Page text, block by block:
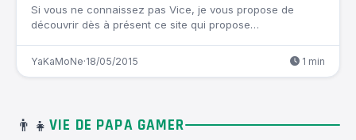
Si vous ne connaissez pas Vice, je vous propose de
découvrir dès à présent ce site qui propose…
YaKaMoNe·18/05/2015 1 min
👨‍👧 VIE DE PAPA GAMER